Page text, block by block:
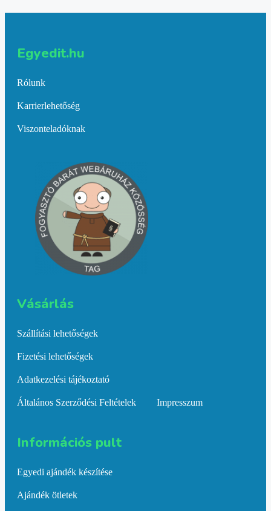
Egyedit.hu
Rólunk
Karrierlehetőség
Viszonteladóknak
Vásárlás​
Szállítási lehetőségek
Fizetési lehetőségek
Adatkezelési tájékoztató
Általános Szerződési Feltételek Impresszum
Információs pult​
Egyedi ajándék készítése
Ajándék ötletek